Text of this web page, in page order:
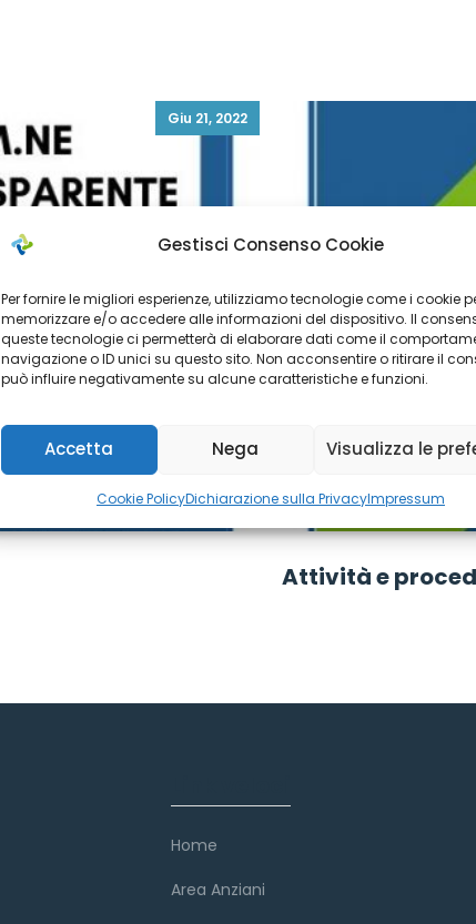
Gestisci Consenso Cookie
Per fornire le migliori esperienze, utilizziamo tecnologie come i cookie
memorizzare e/o accedere alle informazioni del dispositivo. Il
queste tecnologie ci permetterà di elaborare dati come il
navigazione o ID unici su questo sito. Non acconsentire o ritirare il
può influire negativamente su alcune caratteristiche e funzioni.
Accetta Nega Visualizza le
Cookie PolicyDichiarazione sulla PrivacyImpressum
Giu 21, 2022
Attività e
Home
Area Anziani